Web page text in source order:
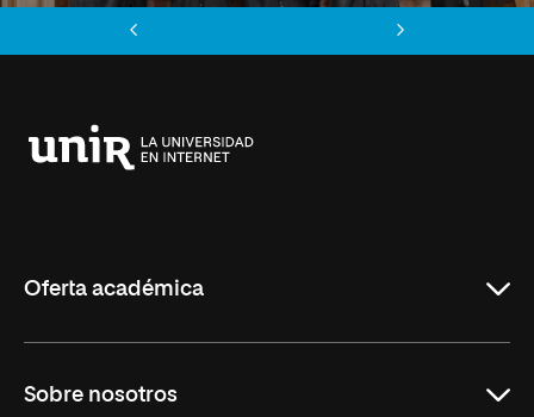
Oferta académica
Másteres Oficiales
Sobre nosotros